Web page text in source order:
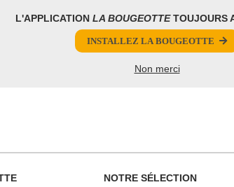
L'APPLICATION LA BOUGEOTTETOUJOURS
INSTALLEZ LA BOUGEOTTE
Non merci
NOTRE SÉLECTION
PARTAGER